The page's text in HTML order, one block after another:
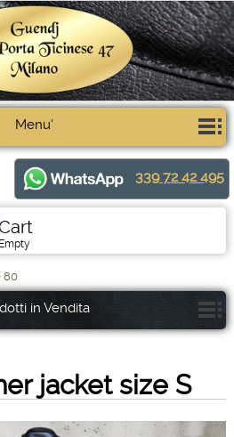
Menu'
339 72 42 495
Empty
80
in Vendita
jacket size S